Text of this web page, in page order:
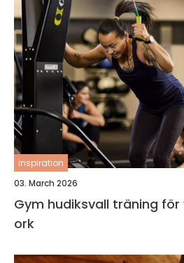
inspiration
03. March 2026
Gym hudiksvall träning för vardag, hälsa och
ork